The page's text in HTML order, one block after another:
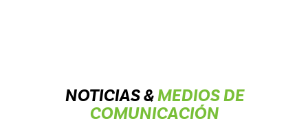
NOTICIAS &MEDIOS DE
COMUNICACIÓN